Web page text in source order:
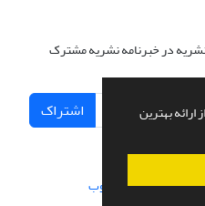
بهترین
نشریه در خبرنامه نشریه مشترک
اشتراک
پیاده سازی از سیناوب